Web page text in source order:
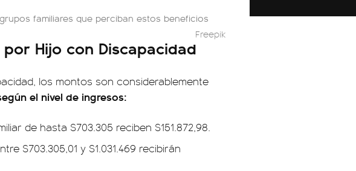
familiares que perciban estos beneficios
Freepik
Hijo con Discapacidad
los montos son considerablemente
el nivel de ingresos:
de hasta $703.305 reciben $151.872,98.
$703.305,01 y $1.031.469 recibirán
Vista.